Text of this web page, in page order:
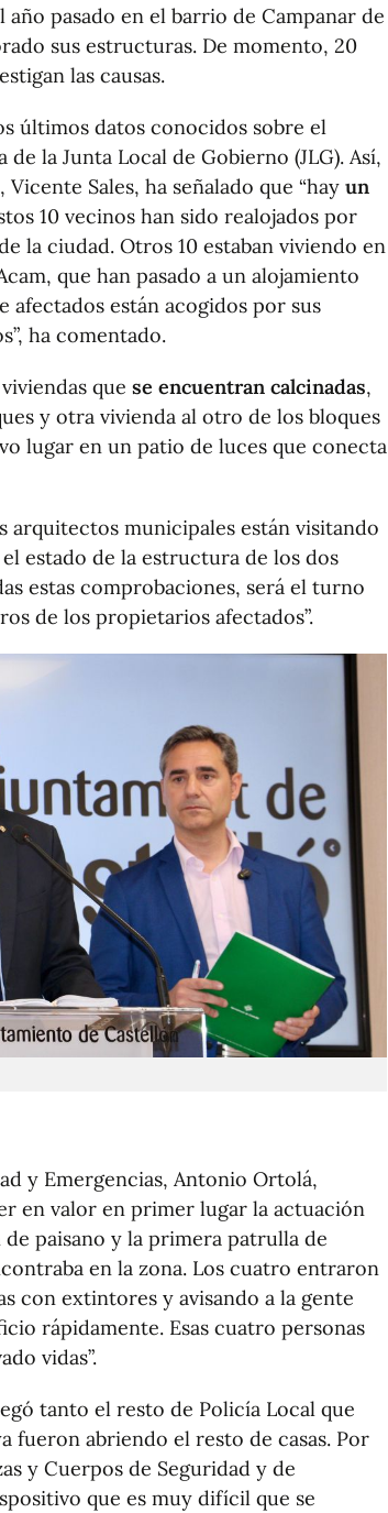
pasado en el barrio de Campanar de
sus estructuras. De momento, 20
las causas.
últimos datos conocidos sobre el
la Junta Local de Gobierno (JLG). Así,
Sales, ha señalado que “hay un
10 vecinos han sido realojados por
la ciudad. Otros 10 estaban viviendo en
que han pasado a un alojamiento
afectados están acogidos por sus
ha comentado.
que se encuentran calcinadas,
y otra vivienda al otro de los bloques
lugar en un patio de luces que conecta
arquitectos municipales están visitando
estado de la estructura de los dos
estas comprobaciones, será el turno
de los propietarios afectados”.
y Emergencias, Antonio Ortolá,
en valor en primer lugar la actuación
paisano y la primera patrulla de
en la zona. Los cuatro entraron
con extintores y avisando a la gente
rápidamente. Esas cuatro personas
vidas”.
tanto el resto de Policía Local que
fueron abriendo el resto de casas. Por
y Cuerpos de Seguridad y de
que es muy difícil que se